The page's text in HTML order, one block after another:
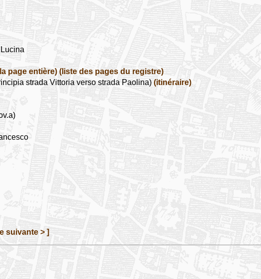
page entière) (liste des pages du registre)
strada Vittoria verso strada Paolina) (itinéraire)
suivante > ]